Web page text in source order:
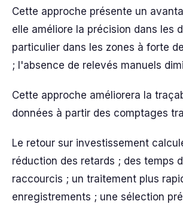
Cette approche présente un
elle améliore la précision dans les
particulier dans les zones à forte
; l'absence de relevés manuels
Cette approche améliorera la
données à partir des comptages
Le retour sur investissement
réduction des retards ; des temps
raccourcis ; un traitement plus
enregistrements ; une sélection